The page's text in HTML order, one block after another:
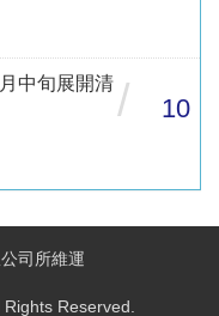
中旬展開清 / 10
司所維運
Reserved.